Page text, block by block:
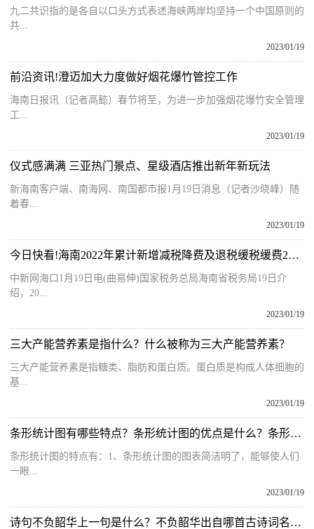
九二共识指的是各自以口头方式表述海峡两岸均坚持一个中国原则的
共...
2023/01/19
前沿资讯!澄迈加大力度做好烟花爆竹管控工作
海南日报讯（记者高懿）春节将至，为进一步加强烟花爆竹安全管理
工...
2023/01/19
仪式感满满 三亚热门景点、星级酒店推出新年新玩法
新海南客户端、南海网、南国都市报1月19日消息（记者沙晓峰）随
着春...
2023/01/19
今日快看!海南2022年累计新增减税降费及退税缓税缓费280.9亿元
中新网海口1月19日电(曲易伸)国家税务总局海南省税务局19日介
绍，20...
2023/01/19
三大产能营养素是指什么？什么被称为三大产能营养素？
三大产能营养素是指糖类、脂肪和蛋白质。蛋白质是构成人体细胞的
基...
2023/01/19
条形统计图有哪些特点？条形统计图的优点是什么？条形统计图特点及作用
条形统计图的特点有：1、条形统计图的图表简洁明了，能够使人们
一眼...
2023/01/19
诗句不负韶华上一句是什么？不负韶华出自哪首古诗词名句？